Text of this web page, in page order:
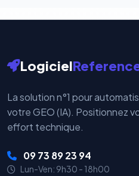
Logiciel
La solution n°1 pour
votre GEO (IA). Positionnez
effort technique.
09 73 89 23 94
Lun-Ven: 9h30 - 18h00